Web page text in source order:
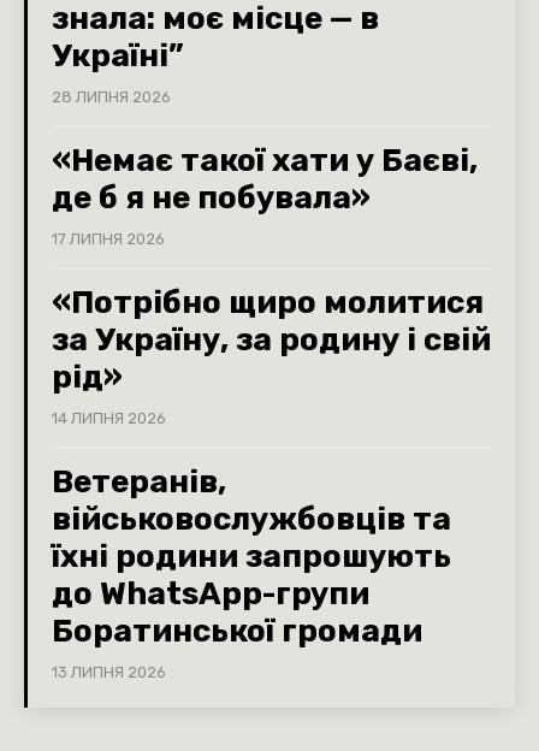
знала: моє місце — в
Україні”
28 ЛИПНЯ 2026
«Немає такої хати у Баєві,
де б я не побувала»
17 ЛИПНЯ 2026
«Потрібно щиро молитися
за Україну, за родину і свій
рід»
14 ЛИПНЯ 2026
Ветеранів,
військовослужбовців та
їхні родини запрошують
до WhatsApp-групи
Боратинської громади
13 ЛИПНЯ 2026